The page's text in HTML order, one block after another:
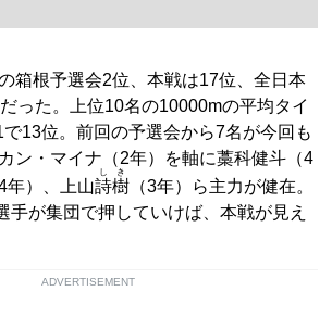
箱根予選会2位、本戦は17位、全日本
った。上位10名の10000mの平均タイ
13位。前回の予選会から7名が今回も
ン・マイナ（2年）を軸に藁科健斗（4
年）、上山詩樹
しき
（3年）ら主力が健在。
手が集団で押していけば、本戦が見え
ADVERTISEMENT